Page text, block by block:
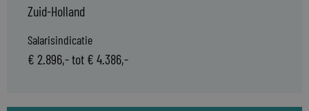
Zuid-Holland
Salarisindicatie
€ 2.896,- tot € 4.386,-